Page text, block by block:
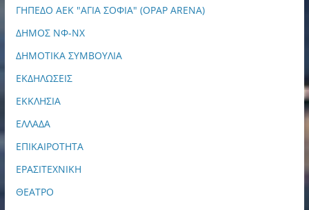
ΓΗΠΕΔΟ ΑΕΚ "ΑΓΙΑ ΣΟΦΙΑ" (OPAP ARENA)
ΔΗΜΟΣ ΝΦ-ΝΧ
ΔΗΜΟΤΙΚΑ ΣΥΜΒΟΥΛΙΑ
ΕΚΔΗΛΩΣΕΙΣ
ΕΚΚΛΗΣΙΑ
ΕΛΛΑΔΑ
ΕΠΙΚΑΙΡΟΤΗΤΑ
ΕΡΑΣΙΤΕΧΝΙΚΗ
ΘΕΑΤΡΟ